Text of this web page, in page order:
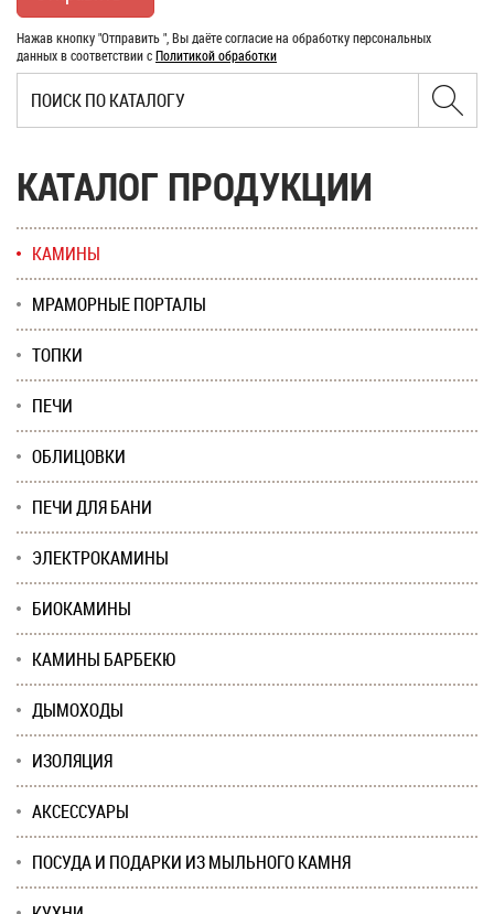
Нажав кнопку "Отправить ", Вы даёте согласие на обработку персональных
данных в соответствии сПолитикой обработки
КАТАЛОГ ПРОДУКЦИИ
КАМИНЫ
МРАМОРНЫЕ ПОРТАЛЫ
ТОПКИ
ПЕЧИ
ОБЛИЦОВКИ
ПЕЧИ ДЛЯ БАНИ
ЭЛЕКТРОКАМИНЫ
БИОКАМИНЫ
КАМИНЫ БАРБЕКЮ
ДЫМОХОДЫ
ИЗОЛЯЦИЯ
АКСЕССУАРЫ
ПОСУДА И ПОДАРКИ ИЗ МЫЛЬНОГО КАМНЯ